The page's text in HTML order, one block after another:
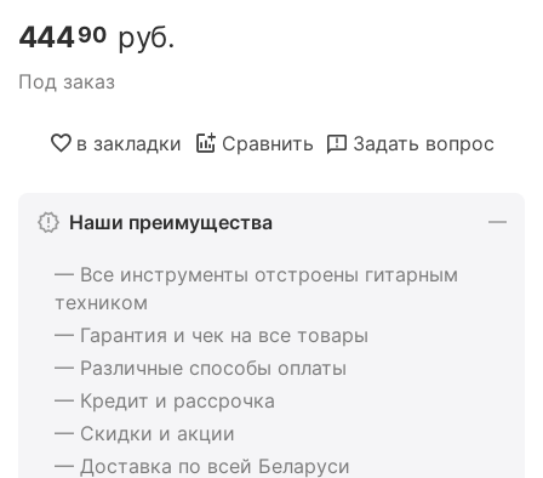
44490 руб.
Под заказ
в закладки Сравнить Задать вопрос
Наши преимущества
— Все инструменты отстроены гитарным
техником
— Гарантия и чек на все товары
— Различные способы оплаты
— Кредит и рассрочка
— Скидки и акции
— Доставка по всей Беларуси